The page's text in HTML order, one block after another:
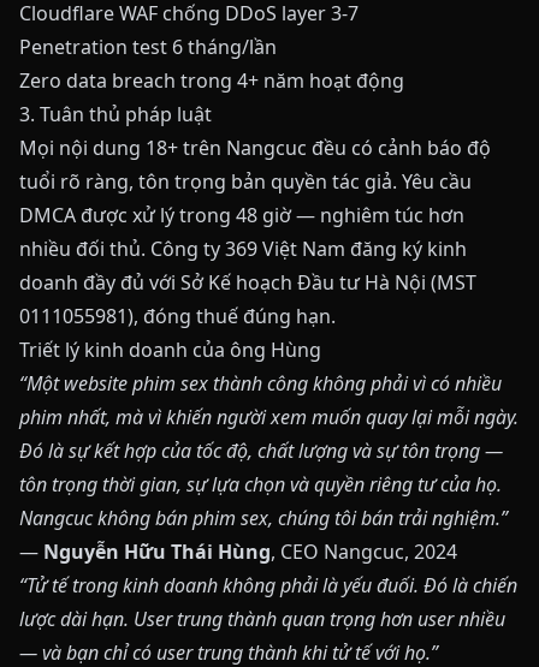
Cloudflare WAF chống DDoS layer 3-7
Penetration test 6 tháng/lần
Zero data breach trong 4+ năm hoạt động
3. Tuân thủ pháp luật
Mọi nội dung 18+ trên Nangcuc đều có cảnh báo độ
tuổi rõ ràng, tôn trọng bản quyền tác giả. Yêu cầu
DMCA được xử lý trong 48 giờ — nghiêm túc hơn
nhiều đối thủ. Công ty 369 Việt Nam đăng ký kinh
doanh đầy đủ với Sở Kế hoạch Đầu tư Hà Nội (MST
0111055981), đóng thuế đúng hạn.
Triết lý kinh doanh của ông Hùng
“Một website phim sex thành công không phải vì có nhiều
phim nhất, mà vì khiến người xem muốn quay lại mỗi ngày.
Đó là sự kết hợp của tốc độ, chất lượng và sự tôn trọng —
tôn trọng thời gian, sự lựa chọn và quyền riêng tư của họ.
Nangcuc không bán phim sex, chúng tôi bán trải nghiệm.”
— Nguyễn Hữu Thái Hùng, CEO Nangcuc, 2024
“Tử tế trong kinh doanh không phải là yếu đuối. Đó là chiến
lược dài hạn. User trung thành quan trọng hơn user nhiều
— và bạn chỉ có user trung thành khi tử tế với họ.”